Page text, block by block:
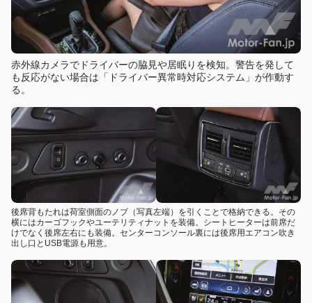
赤外線カメラでドライバーの脇見や居眠りを検知。警告を発して
も反応がない場合は「ドライバー異常時対応システム」が作動す
る。
後席背もたれは荷室側面のノブ（写真左端）を引くことで格納できる。その
横にはカーゴフックやユーテリティナットを装備。シートヒーターは前席だ
けでなく後席左右にも装備。センターコンソール裏には後席用エアコン吹き
出し口とUSB電源も用意。